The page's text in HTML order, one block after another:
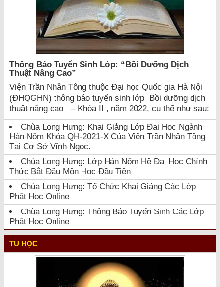
Thông Báo Tuyển Sinh Lớp: “bồi Dưỡng Dịch
Thuật Nâng Cao”
Viện Trần Nhân Tông thuộc Đại học Quốc gia Hà Nội
(ĐHQGHN) thông báo tuyển sinh lớp Bồi dưỡng dịch
thuật nâng cao – Khóa II , năm 2022, cụ thể như sau:
Chùa Long Hưng: Khai Giảng Lớp Đại Học Ngành
Hán Nôm Khóa QH-2021-X Của Viện Trần Nhân Tông
Tại Cơ Sở Vĩnh Ngọc.
Chùa Long Hưng: Lớp Hán Nôm Hệ Đại Học Chính
Thức Bắt Đầu Môn Học Đầu Tiên
Chùa Long Hưng: Tổ Chức Khai Giảng Các Lớp
Phật Học Online
Chùa Long Hưng: Thông Báo Tuyển Sinh Các Lớp
Phật Học Online
TU HỌC